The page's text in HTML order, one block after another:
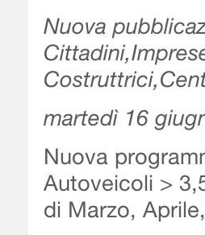
Nuova
martedì 16
Nuova
Autoveicoli >
di Marzo,